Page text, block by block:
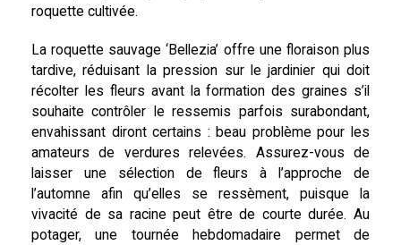
roquette cultivée.
La roquette sauvage ‘Bellezia’ offre une floraison plus
tardive, réduisant la pression sur le jardinier qui doit
récolter les fleurs avant la formation des graines s’il
souhaite contrôler le ressemis parfois surabondant,
envahissant diront certains : beau problème pour les
amateurs de verdures relevées. Assurez-vous de
laisser une sélection de fleurs à l’approche de
l’automne afin qu’elles se ressèment, puisque la
vivacité de sa racine peut être de courte durée. Au
potager, une tournée hebdomadaire permet de